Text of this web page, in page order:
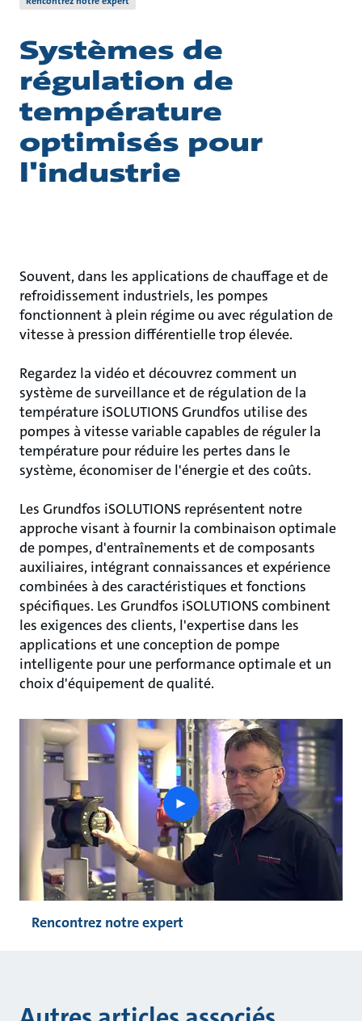
Systèmes de
régulation de
température
optimisés pour
l'industrie
Souvent, dans les applications de chauffage et de
refroidissement industriels, les pompes
fonctionnent à plein régime ou avec régulation de
vitesse à pression différentielle trop élevée.
Regardez la vidéo et découvrez comment un
système de surveillance et de régulation de la
température iSOLUTIONS Grundfos utilise des
pompes à vitesse variable capables de réguler la
température pour réduire les pertes dans le
système, économiser de l'énergie et des coûts.
Les Grundfos iSOLUTIONS représentent notre
approche visant à fournir la combinaison optimale
de pompes, d'entraînements et de composants
auxiliaires, intégrant connaissances et expérience
combinées à des caractéristiques et fonctions
spécifiques. Les Grundfos iSOLUTIONS combinent
les exigences des clients, l'expertise dans les
applications et une conception de pompe
intelligente pour une performance optimale et un
choix d'équipement de qualité.
play
button
Rencontrez notre expert